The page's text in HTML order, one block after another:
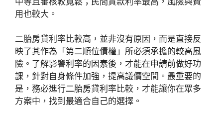
用也較大。
二胎房貸利率比較高，並非沒有原因，而是直接反
映了其作為「第二順位債權」所必須承擔的較高風
險。了解影響利率的因素後，才能在申請前做好功
課，針對自身條件加強，提高議價空間。最重要的
是，務必進行二胎房貸利率比較，才能讓你在眾多
方案中，找到最適合自己的選擇。